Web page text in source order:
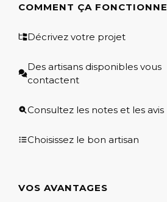
COMMENT ÇA FONCTIONNE
Décrivez votre projet
Des artisans disponibles vous
contactent
Consultez les notes et les avis
Choisissez le bon artisan
VOS AVANTAGES